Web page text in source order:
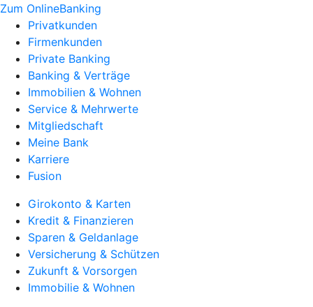
Zum OnlineBanking
Privatkunden
Firmenkunden
Private Banking
Banking & Verträge
Immobilien & Wohnen
Service & Mehrwerte
Mitgliedschaft
Meine Bank
Karriere
Fusion
Girokonto & Karten
Kredit & Finanzieren
Sparen & Geldanlage
Versicherung & Schützen
Zukunft & Vorsorgen
Immobilie & Wohnen